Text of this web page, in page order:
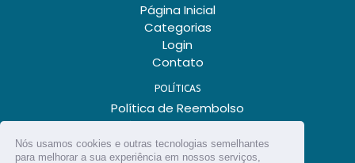
Nós usamos cookies e outras tecnologias semelhantes
para melhorar a sua experiência em nossos serviços,
Página Inicial
Categorias
Login
Contato
POLÍTICAS
Política de Reembolso
Política de Privacidade
Termos de Uso